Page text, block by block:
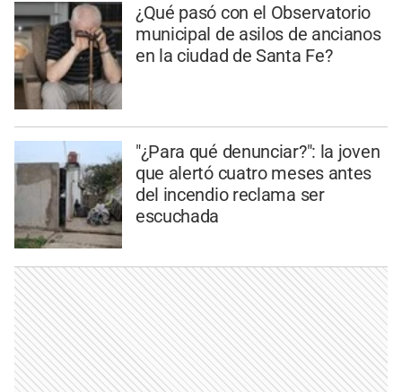
¿Qué pasó con el Observatorio
municipal de asilos de ancianos
en la ciudad de Santa Fe?
"¿Para qué denunciar?": la joven
que alertó cuatro meses antes
del incendio reclama ser
escuchada